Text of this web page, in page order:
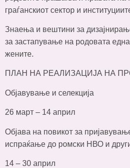
граѓанскиот сектор и
Знаења и вештини за
за застапување на родовата
жените.
ПЛАН НА РЕАЛИЗАЦИЈА НА
Објавување и селекција
26 март – 14 април
Објава на повикот за
испраќање до ромски НВО и
14 – 30 април